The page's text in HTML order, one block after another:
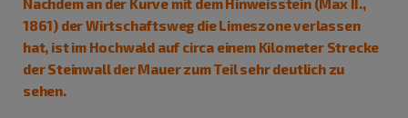
Nachdem an der Kurve mit dem Hinweisstein (Max II.,
1861) der Wirtschaftsweg die Limeszone verlassen
hat, ist im Hochwald auf circa einem Kilometer Strecke
der Steinwall der Mauer zum Teil sehr deutlich zu
sehen.